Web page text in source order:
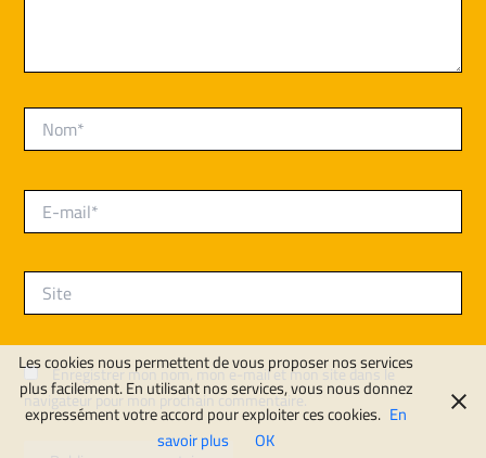
Nom*
E-
mail*
Site
Enregistrer mon nom, mon e-mail et mon site dans le
navigateur pour mon prochain commentaire.
Les cookies nous permettent de vous proposer nos services
plus facilement. En utilisant nos services, vous nous donnez
expressément votre accord pour exploiter ces cookies. En
savoir plus
OK